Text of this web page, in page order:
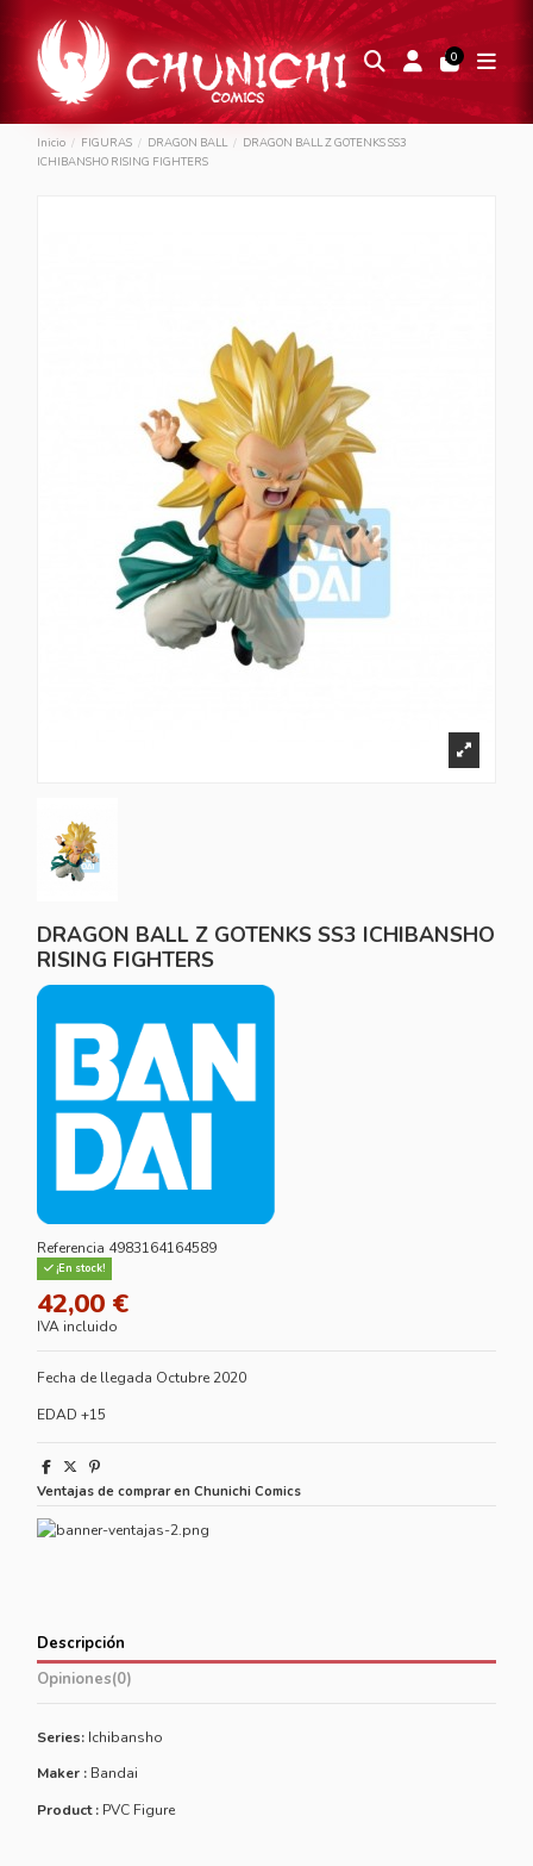
0
Inicio FIGURAS DRAGON BALL
DRAGON BALL Z GOTENKS SS3
ICHIBANSHO RISING FIGHTERS
DRAGON BALL Z GOTENKS SS3 ICHIBANSHO
RISING FIGHTERS
Referencia 4983164164589
¡En stock!
42,00 €
IVA incluido
Fecha de llegada Octubre 2020
EDAD +15
Ventajas de comprar en Chunichi Comics
Descripción
Opiniones(0)
Series: Ichibansho
Maker : Bandai
Product : PVC Figure